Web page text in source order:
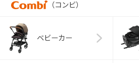
（コンビ）
ベビーカー